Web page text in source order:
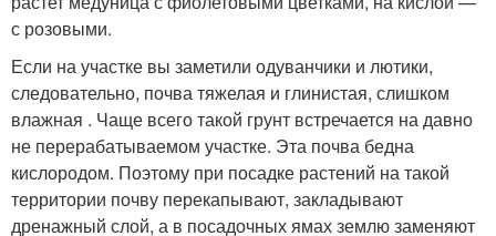
с розовыми.
Если на участке вы заметили одуванчики и лютики,
следовательно, почва тяжелая и глинистая, слишком
влажная . Чаще всего такой грунт встречается на давно
не перерабатываемом участке. Эта почва бедна
кислородом. Поэтому при посадке растений на такой
территории почву перекапывают, закладывают
дренажный слой, а в посадочных ямах землю заменяют